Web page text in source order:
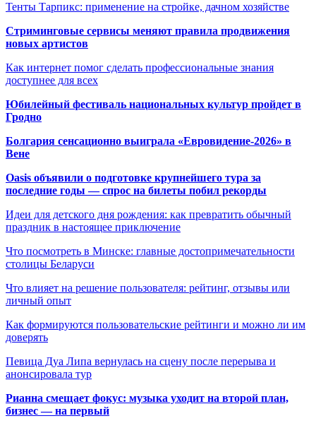
Тенты Тарпикс: применение на стройке, дачном хозяйстве
Стриминговые сервисы меняют правила продвижения
новых артистов
Как интернет помог сделать профессиональные знания
доступнее для всех
Юбилейный фестиваль национальных культур пройдет в
Гродно
Болгария сенсационно выиграла «Евровидение-2026» в
Вене
Oasis объявили о подготовке крупнейшего тура за
последние годы — спрос на билеты побил рекорды
Идеи для детского дня рождения: как превратить обычный
праздник в настоящее приключение
Что посмотреть в Минске: главные достопримечательности
столицы Беларуси
Что влияет на решение пользователя: рейтинг, отзывы или
личный опыт
Как формируются пользовательские рейтинги и можно ли им
доверять
Певица Дуа Липа вернулась на сцену после перерыва и
анонсировала тур
Рианна смещает фокус: музыка уходит на второй план,
бизнес — на первый